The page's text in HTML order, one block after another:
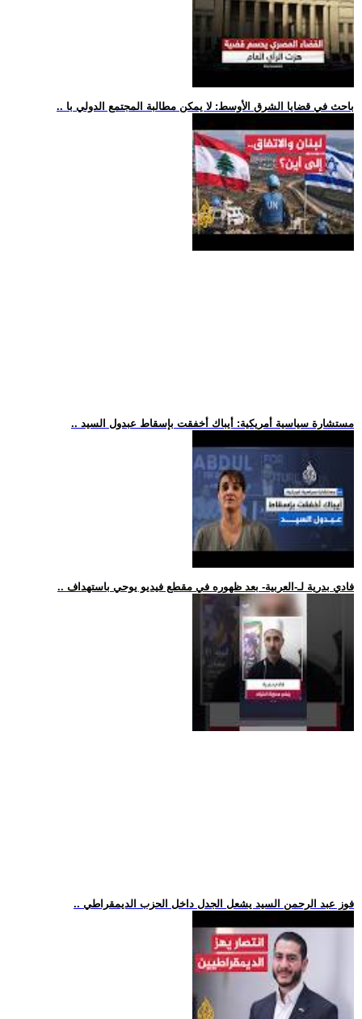
.. باحث في قضايا الشرق الأوسط: لا يمكن مطالبة المجتمع الدولي با
.. مستشارة سياسية أمريكية: أيباك أخفقت بإسقاط عبدول السيد
.. فادي بدرية لـ-العربية- بعد ظهوره في مقطع فيديو يوحي باستهداف
.. فوز عبد الرحمن السيد يشعل الجدل داخل الحزب الديمقراطي